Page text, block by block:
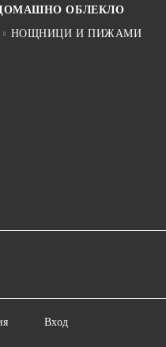
ОБЛЕКЛО
НОЩНИЦИ И ПИЖАМИ
Вход